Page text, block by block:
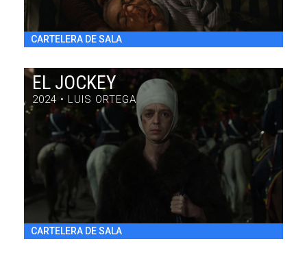
CARTELERA DE SALA
EL JOCKEY
2024 • LUIS ORTEGA
CARTELERA DE SALA
EL JOCKEY
DRAMA / 97' / ARGENTINA / 2024
VIE 31/7 22:30